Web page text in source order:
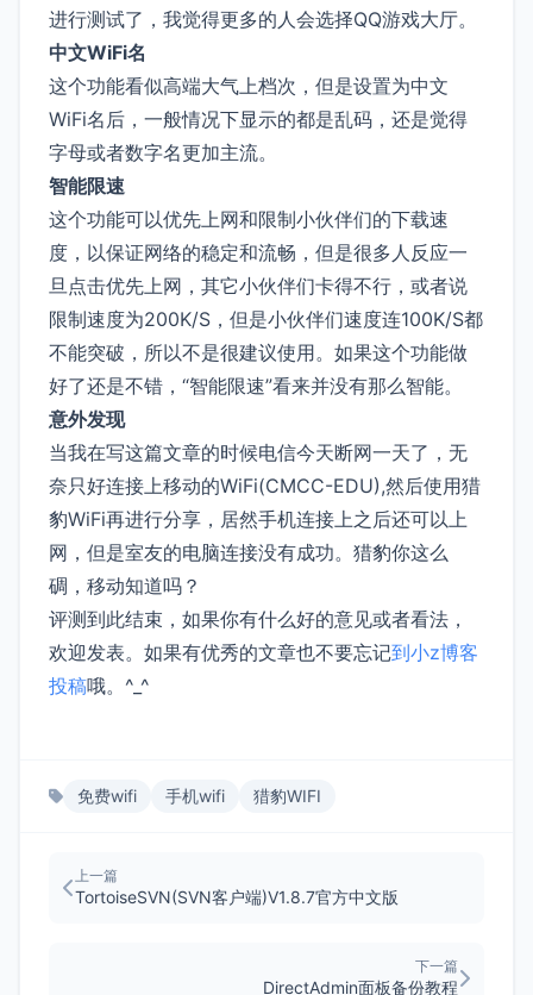
进行测试了，我觉得更多的人会选择QQ游戏大厅。
中文WiFi名
这个功能看似高端大气上档次，但是设置为中文
WiFi名后，一般情况下显示的都是乱码，还是觉得
字母或者数字名更加主流。
智能限速
这个功能可以优先上网和限制小伙伴们的下载速
度，以保证网络的稳定和流畅，但是很多人反应一
旦点击优先上网，其它小伙伴们卡得不行，或者说
限制速度为200K/S，但是小伙伴们速度连100K/S都
不能突破，所以不是很建议使用。如果这个功能做
好了还是不错，“智能限速”看来并没有那么智能。
意外发现
当我在写这篇文章的时候电信今天断网一天了，无
奈只好连接上移动的WiFi(CMCC-EDU),然后使用猎
豹WiFi再进行分享，居然手机连接上之后还可以上
网，但是室友的电脑连接没有成功。猎豹你这么
碉，移动知道吗？
评测到此结束，如果你有什么好的意见或者看法，
欢迎发表。如果有优秀的文章也不要忘记到小z博客
投稿哦。^_^
免费wifi 手机wifi 猎豹WIFI
上一篇
TortoiseSVN(SVN客户端)V1.8.7官方中文版
下一篇
DirectAdmin面板备份教程